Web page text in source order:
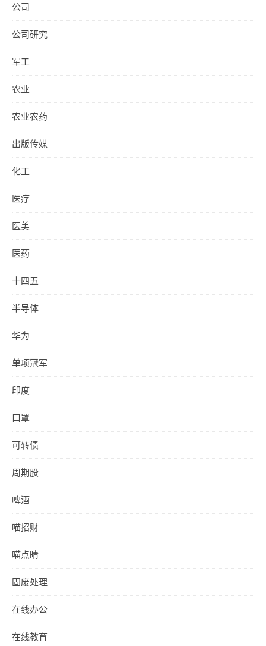
公司
公司研究
军工
农业
农业农药
出版传媒
化工
医疗
医美
医药
十四五
半导体
华为
单项冠军
印度
口罩
可转债
周期股
啤酒
喵招财
喵点睛
固废处理
在线办公
在线教育